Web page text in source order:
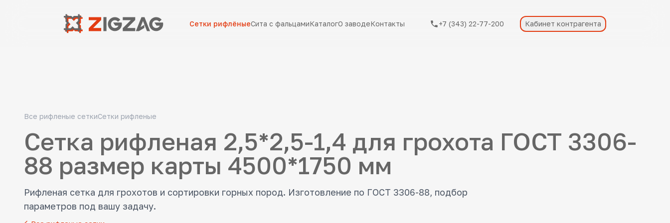
Сетки рифлёныеСита с фальцамиКаталогО заводеКонтакты +7 (343) 22-77-200 Кабинет контрагента
Все рифленые сеткиСетки рифленые
Сетка рифленая 2,5*2,5-1,4 для грохота ГОСТ 3306-
88 размер карты 4500*1750 мм
Рифленая сетка для грохотов и сортировки горных пород. Изготовление по ГОСТ 3306-88, подбор
параметров под вашу задачу.